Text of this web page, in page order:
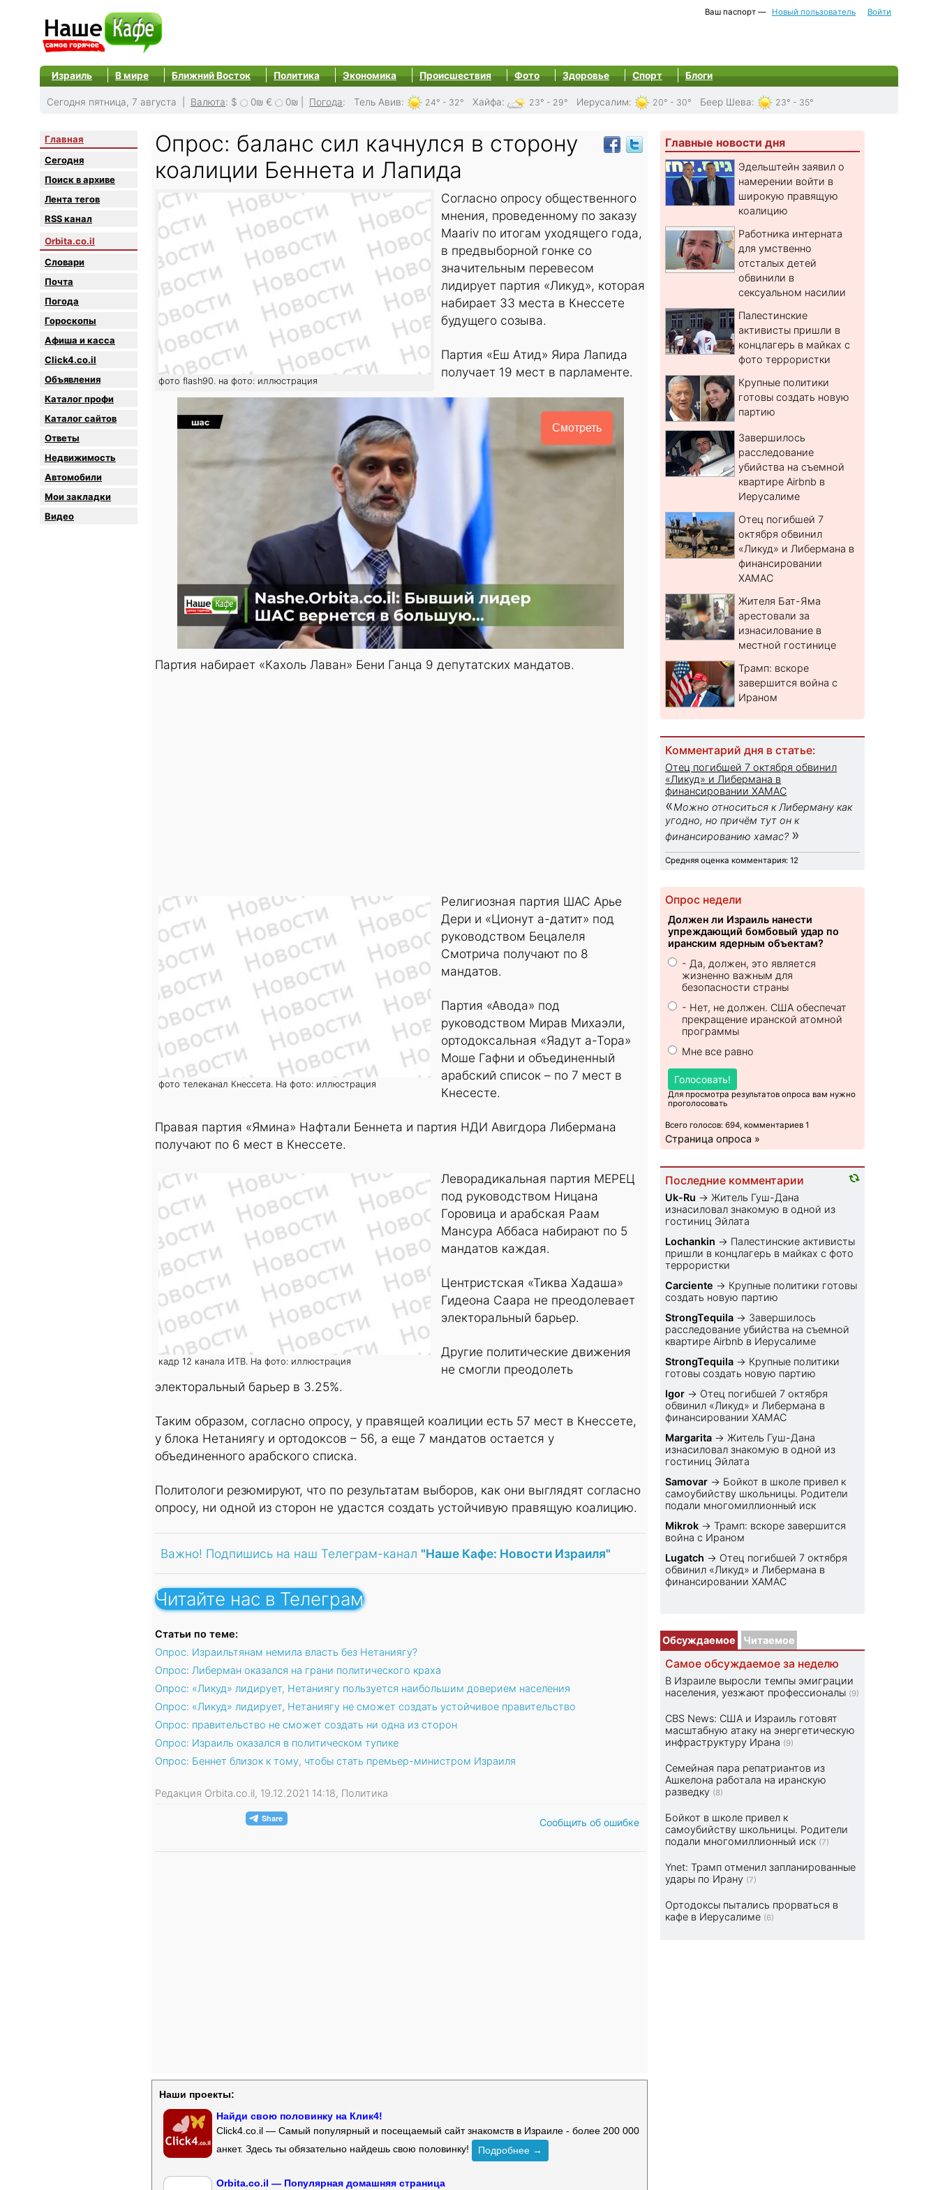
Ваш паспорт — Новый пользователь Войти
Израиль В мире Ближний Восток Политика Экономика Происшествия Фото Здоровье Спорт Блоги
Сегодня пятница, 7 августа | Валюта: $ 0₪ € 0₪ Погода: Тель Авив: 24° - 32° Хайфа: 23° - 29° Иерусалим: 20° - 30° Беер Шева: 23° - 35°
Главная
Сегодня
Поиск в архиве
Лента тегов
RSS канал
Orbita.co.il
Словари
Почта
Погода
Гороскопы
Афиша и касса
Click4.co.il
Объявления
Каталог профи
Каталог сайтов
Oтветы
Недвижимость
Автомобили
Мои закладки
Видео
Опрос: баланс сил качнулся в сторону
коалиции Беннета и Лапида
фото flash90. на фото: иллюстрация
Согласно опросу общественного
мнения, проведенному по заказу
Maariv по итогам уходящего года,
в предвыборной гонке со
значительным перевесом
лидирует партия «Ликуд», которая
набирает 33 места в Кнессете
будущего созыва.
Партия «Еш Атид» Яира Лапида
получает 19 мест в парламенте.
Смотреть
Партия набирает «Кахоль Лаван» Бени Ганца 9 депутатских мандатов.
фото телеканал Кнессета. На фото: иллюстрация
Религиозная партия ШАС Арье
Дери и «Ционут а-датит» под
руководством Бецалеля
Смотрича получают по 8
мандатов.
Партия «Авода» под
руководством Мирав Михаэли,
ортодоксальная «Яадут а-Тора»
Моше Гафни и объединенный
арабский список – по 7 мест в
Кнесесте.
Правая партия «Ямина» Нафтали Беннета и партия НДИ Авигдора Либермана
получают по 6 мест в Кнессете.
кадр 12 канала ИТВ. На фото: иллюстрация
Леворадикальная партия МЕРЕЦ
под руководством Ницана
Горовица и арабская Раам
Мансура Аббаса набирают по 5
мандатов каждая.
Центристская «Тиква Хадаша»
Гидеона Саара не преодолевает
электоральный барьер.
Другие политические движения
не смогли преодолеть
электоральный барьер в 3.25%.
Таким образом, согласно опросу, у правящей коалиции есть 57 мест в Кнессете,
у блока Нетаниягу и ортодоксов – 56, а еще 7 мандатов остается у
объединенного арабского списка.
Политологи резюмируют, что по результатам выборов, как они выглядят согласно
опросу, ни одной из сторон не удастся создать устойчивую правящую коалицию.
Важно! Подпишись на наш Телеграм-канал "Наше Кафе: Новости Израиля"
Читайте нас в Телеграм
Статьи по теме:
Опрос. Израильтянам немила власть без Нетаниягу?
Опрос: Либерман оказался на грани политического краха
Опрос: «Ликуд» лидирует, Нетаниягу пользуется наибольшим доверием населения
Опрос: «Ликуд» лидирует, Нетаниягу не сможет создать устойчивое правительство
Опрос: правительство не сможет создать ни одна из сторон
Опрос: Израиль оказался в политическом тупике
Опрос: Беннет близок к тому, чтобы стать премьер-министром Израиля
Редакция Orbita.co.il, 19.12.2021 14:18, Политика
Сообщить об ошибке
Наши проекты:
Найди свою половинку на Клик4!
Click4.co.il — Самый популярный и посещаемый сайт знакомств в Израиле - более 200 000
анкет. Здесь ты обязательно найдешь свою половинку!
Подробнее →
Orbita.co.il — Популярная домашняя страница
Главные новости дня
Эдельштейн заявил о
намерении войти в
широкую правящую
коалицию
Работника интерната
для умственно
отсталых детей
обвинили в
сексуальном насилии
Палестинские
активисты пришли в
концлагерь в майках с
фото террористки
Крупные политики
готовы создать новую
партию
Завершилось
расследование
убийства на съемной
квартире Airbnb в
Иерусалиме
Отец погибшей 7
октября обвинил
«Ликуд» и Либермана в
финансировании
ХАМАС
Жителя Бат-Яма
арестовали за
изнасилование в
местной гостинице
Трамп: вскоре
завершится война с
Ираном
Комментарий дня в статье:
Отец погибшей 7 октября обвинил
«Ликуд» и Либермана в
финансировании ХАМАС
«Можно относиться к Либерману как
угодно, но причём тут он к
финансированию хамас? »
Средняя оценка комментария: 12
Опрос недели
Должен ли Израиль нанести
упреждающий бомбовый удар по
иранским ядерным объектам?
- Да, должен, это является
жизненно важным для
безопасности страны
- Нет, не должен. США обеспечат
прекращение иранской атомной
программы
Мне все равно
Голосовать!
Для просмотра результатов опроса вам нужно
проголосовать
Всего голосов: 694, комментариев 1
Страница опроса »
Последние комментарии
Uk-Ru → Житель Гуш-Дана
изнасиловал знакомую в одной из
гостиниц Эйлата
Lochankin → Палестинские активисты
пришли в концлагерь в майках с фото
террористки
Carciente → Крупные политики готовы
создать новую партию
StrongTequila → Завершилось
расследование убийства на съемной
квартире Airbnb в Иерусалиме
StrongTequila → Крупные политики
готовы создать новую партию
Igor → Отец погибшей 7 октября
обвинил «Ликуд» и Либермана в
финансировании ХАМАС
Margarita → Житель Гуш-Дана
изнасиловал знакомую в одной из
гостиниц Эйлата
Samovar → Бойкот в школе привел к
самоубийству школьницы. Родители
подали многомиллионный иск
Mikrok →Трамп: вскоре завершится
война с Ираном
Lugatch → Отец погибшей 7 октября
обвинил «Ликуд» и Либермана в
финансировании ХАМАС
Обсуждаемое Читаемое
Самое обсуждаемое за неделю
В Израиле выросли темпы эмиграции
населения, уезжают профессионалы (9)
CBS News: США и Израиль готовят
масштабную атаку на энергетическую
инфраструктуру Ирана (9)
Семейная пара репатриантов из
Ашкелона работала на иранскую
разведку (8)
Бойкот в школе привел к
самоубийству школьницы. Родители
подали многомиллионный иск (7)
Ynet: Трамп отменил запланированные
удары по Ирану (7)
Ортодоксы пытались прорваться в
кафе в Иерусалиме (6)